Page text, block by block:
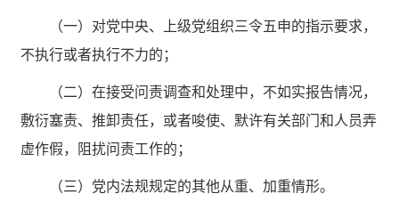
（一）对党中央、上级党组织三令五申的指示要求，
不执行或者执行不力的；
（二）在接受问责调查和处理中，不如实报告情况，
敷衍塞责、推卸责任，或者唆使、默许有关部门和人员弄
虚作假，阻扰问责工作的；
（三）党内法规规定的其他从重、加重情形。